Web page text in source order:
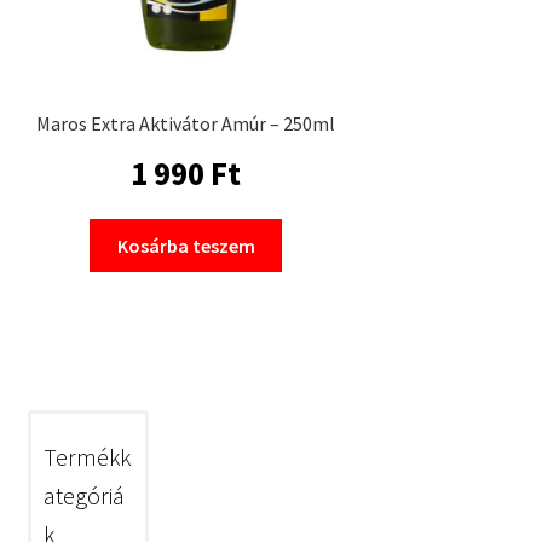
Maros Extra Aktivátor Amúr – 250ml
1 990 Ft
Kosárba teszem
Termékk
ategóriá
k